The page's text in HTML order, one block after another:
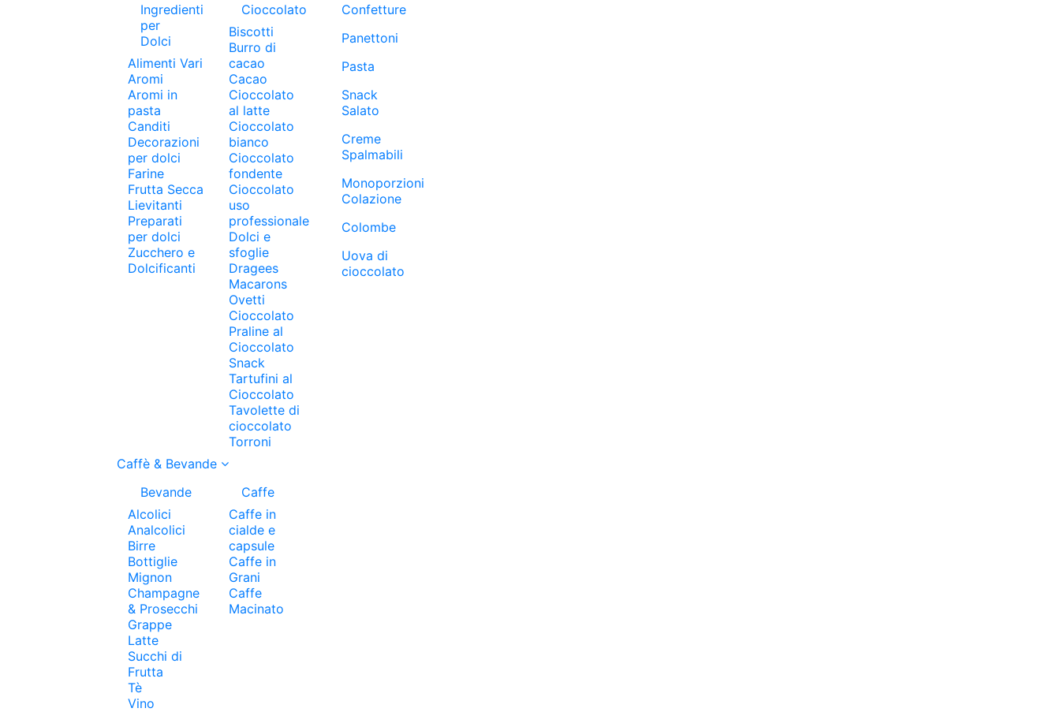
Ingredienti
per
Dolci
Alimenti Vari
Aromi
Aromi in
pasta
Canditi
Decorazioni
per dolci
Farine
Frutta Secca
Lievitanti
Preparati
per dolci
Zucchero e
Dolcificanti
Cioccolato
Biscotti
Burro di
cacao
Cacao
Cioccolato
al latte
Cioccolato
bianco
Cioccolato
fondente
Cioccolato
uso
professionale
Dolci e
sfoglie
Dragees
Macarons
Ovetti
Cioccolato
Praline al
Cioccolato
Snack
Tartufini al
Cioccolato
Tavolette di
cioccolato
Torroni
Confetture
Panettoni
Pasta
Snack
Salato
Creme
Spalmabili
Monoporzioni
Colazione
Colombe
Uova di
cioccolato
Caffè & Bevande
Bevande
Alcolici
Analcolici
Birre
Bottiglie
Mignon
Champagne
& Prosecchi
Grappe
Latte
Succhi di
Frutta
Tè
Vino
Caffe
Caffe in
cialde e
capsule
Caffe in
Grani
Caffe
Macinato